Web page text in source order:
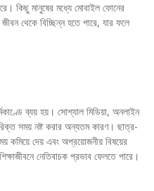
কিছু মানুষের মধ্যে মোবাইল ফোনের
থেকে বিচ্ছিন্ন হতে পারে, যার ফলে
ব্যয় হয়। সোশ্যাল মিডিয়া, অনলাইন
সময় নষ্ট করার অন্যতম কারণ। ছাত্র-
কমিয়ে দেয় এবং অপ্রয়োজনীয় বিষয়ের
নেতিবাচক প্রভাব ফেলতে পারে।